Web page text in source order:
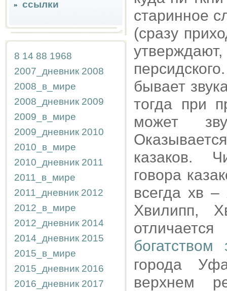
ссылки
8 14 88 1968
2007_дневник 2008
2008_в_мире
2008_дневник 2009
2009_в_мире
2009_дневник 2010
2010_в_мире
2010_дневник 2011
2011_в_мире
2011_дневник 2012
2012_в_мире
2012_дневник 2014
2014_дневник 2015
2015_в_мире
2015_дневник 2016
2016_дневник 2017
старинное
(сразу
бывает
тогда при
может
казаков.
говора
всегда хв –
Хвилипп,
города
верхнем